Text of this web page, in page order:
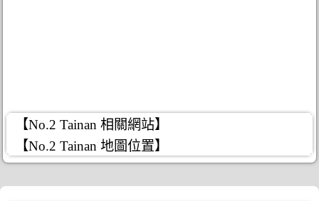
【No.2 Tainan 相關網站】
【No.2 Tainan 地圖位置】